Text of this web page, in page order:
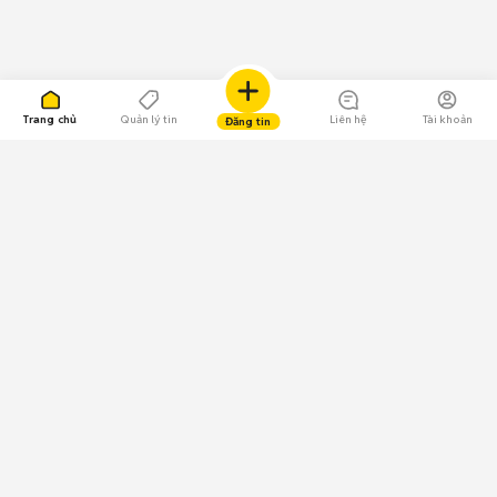
Trang chủ Quản lý tin Đăng tin Liên hệ Tài khoản